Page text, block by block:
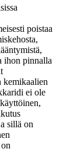
poistaa
ihon pinnalla
kemikaalien
ei ole
sillä on